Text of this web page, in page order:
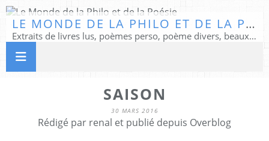
LE MONDE DE LA PHILO ET DE LA POÉSIE
Extraits de livres lus, poèmes perso, poème divers, beaux textes...
SAISON
30 MARS 2016
Rédigé par renal et publié depuis Overblog